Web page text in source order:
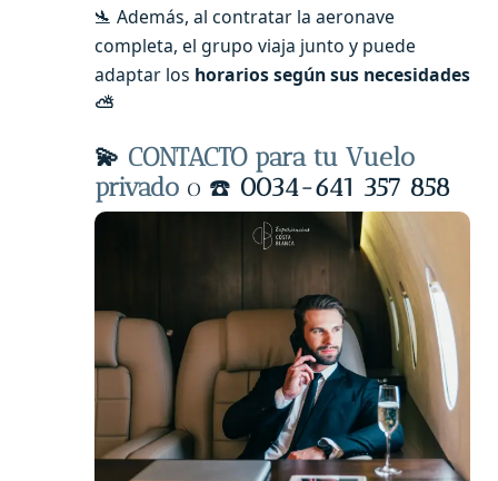
🛬 Además, al contratar la aeronave
completa, el grupo viaja junto y puede
adaptar los horarios según sus necesidades
⛅
💫 CONTACTO para tu Vuelo
privado o ☎️ 0034-641 357 858